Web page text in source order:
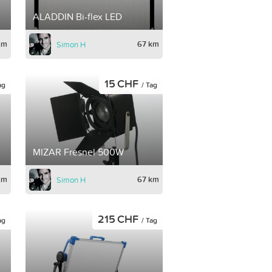
ALADDIN Bi-flex LED
Simon H 67 km
MIZAR Fresnel 500W
15 CHF / Tag
Simon H 67 km
215 CHF / Tag